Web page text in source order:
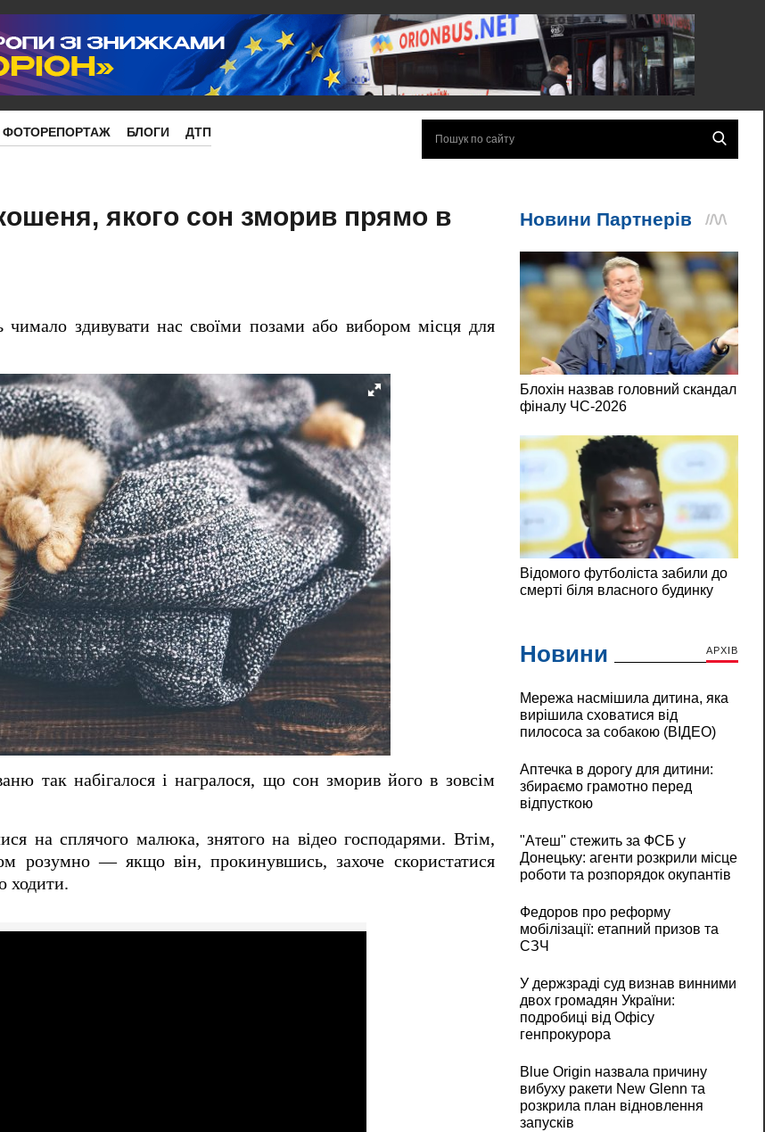
ФОТОРЕПОРТАЖ БЛОГИ ДТП
якого сон зморив прямо в
здивувати нас своїми позами або вибором місця для
так набігалося і награлося, що сон зморив його в зовсім
на сплячого малюка, знятого на відео господарями. Втім,
розумно — якщо він, прокинувшись, захоче скористатися
ходити.
Новини АРХІВ
Мережа насмішила дитина, яка
вирішила сховатися від
пилососа за собакою (ВІДЕО)
Аптечка в дорогу для дитини:
збираємо грамотно перед
відпусткою
"Атеш" стежить за ФСБ у
Донецьку: агенти розкрили місце
роботи та розпорядок окупантів
Федоров про реформу
мобілізації: етапний призов та
СЗЧ
У держзраді суд визнав винними
двох громадян України:
подробиці від Офісу
генпрокурора
Blue Origin назвала причину
вибуху ракети New Glenn та
розкрила план відновлення
запусків